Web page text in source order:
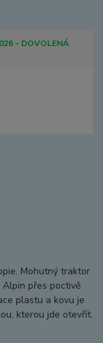
- DOVOLENÁ
Mohutný traktor
přes poctivě
plastu a kovu je
kterou jde otevřít.